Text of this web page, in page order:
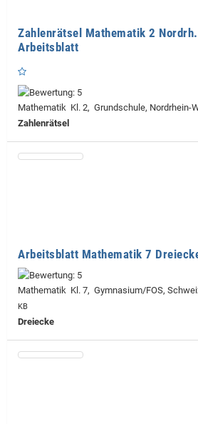
Zahlenrätsel Mathematik 2
Arbeitsblatt
Mathematik Kl. 2, Grundschule, Nordrhein-
Zahlenrätsel
Arbeitsblatt Mathematik 7
Mathematik Kl. 7, Gymnasium/FOS,
KB
Dreiecke